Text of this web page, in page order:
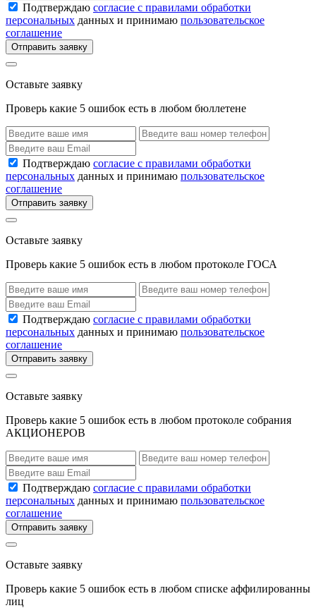
Подтверждаю согласие с правилами обработки
персональных данных и принимаю пользовательское
соглашение
Отправить заявку
Оставьте заявку
Проверь какие 5 ошибок есть в любом бюллетене
Подтверждаю согласие с правилами обработки
персональных данных и принимаю пользовательское
соглашение
Отправить заявку
Оставьте заявку
Проверь какие 5 ошибок есть в любом протоколе ГОСА
Подтверждаю согласие с правилами обработки
персональных данных и принимаю пользовательское
соглашение
Отправить заявку
Оставьте заявку
Проверь какие 5 ошибок есть в любом протоколе собрания
АКЦИОНЕРОВ
Подтверждаю согласие с правилами обработки
персональных данных и принимаю пользовательское
соглашение
Отправить заявку
Оставьте заявку
Проверь какие 5 ошибок есть в любом списке аффилированны
лиц